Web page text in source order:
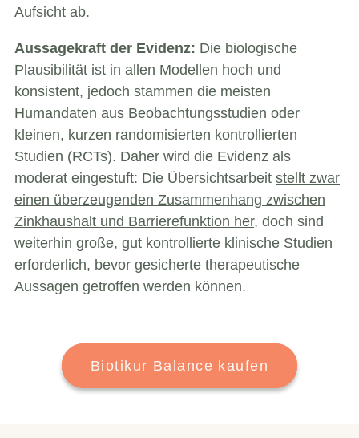
Aufsicht ab.
Aussagekraft der Evidenz: Die biologische
Plausibilität ist in allen Modellen hoch und
konsistent, jedoch stammen die meisten
Humandaten aus Beobachtungsstudien oder
kleinen, kurzen randomisierten kontrollierten
Studien (RCTs). Daher wird die Evidenz als
moderat eingestuft: Die Übersichtsarbeit stellt zwar
einen überzeugenden Zusammenhang zwischen
Zinkhaushalt und Barrierefunktion her, doch sind
weiterhin große, gut kontrollierte klinische Studien
erforderlich, bevor gesicherte therapeutische
Aussagen getroffen werden können.
Biotikur Balance kaufen